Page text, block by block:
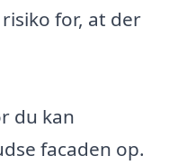
for, at der
du kan
facaden op.